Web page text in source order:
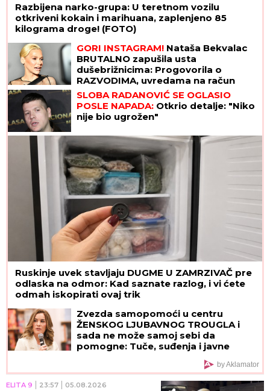
Razbijena narko-grupa: U teretnom vozilu
otkriveni kokain i marihuana, zaplenjeno 85
kilograma droge! (FOTO)
GORI INSTAGRAM! Nataša Bekvalac
BRUTALNO zapušila usta
dušebrižnicima: Progovorila o
RAZVODIMA, uvredama na račun
izgleda, pa otkrila ŠOK DETALJE
SLOBA RADANOVIĆ SE OGLASIO
POSLE NAPADA: Otkrio detalje: "Niko
nije bio ugrožen"
Ruskinje uvek stavljaju DUGME U ZAMRZIVAČ pre
odlaska na odmor: Kad saznate razlog, i vi ćete
odmah iskopirati ovaj trik
Zvezda samopomoći u centru
ŽENSKOG LJUBAVNOG TROUGLA i
sada ne može samoj sebi da
pomogne: Tuče, suđenja i javne
by Aklamator
ELITA 9 23:57 05.08.2026